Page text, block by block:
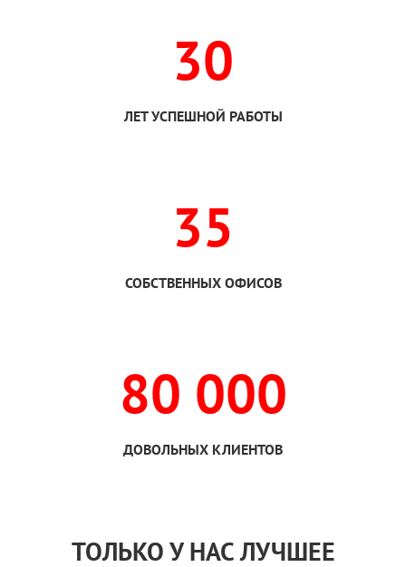
30
ЛЕТ УСПЕШНОЙ РАБОТЫ
35
СОБСТВЕННЫХ ОФИСОВ
80 000
ДОВОЛЬНЫХ КЛИЕНТОВ
ТОЛЬКОУ НАСЛУЧШЕЕ